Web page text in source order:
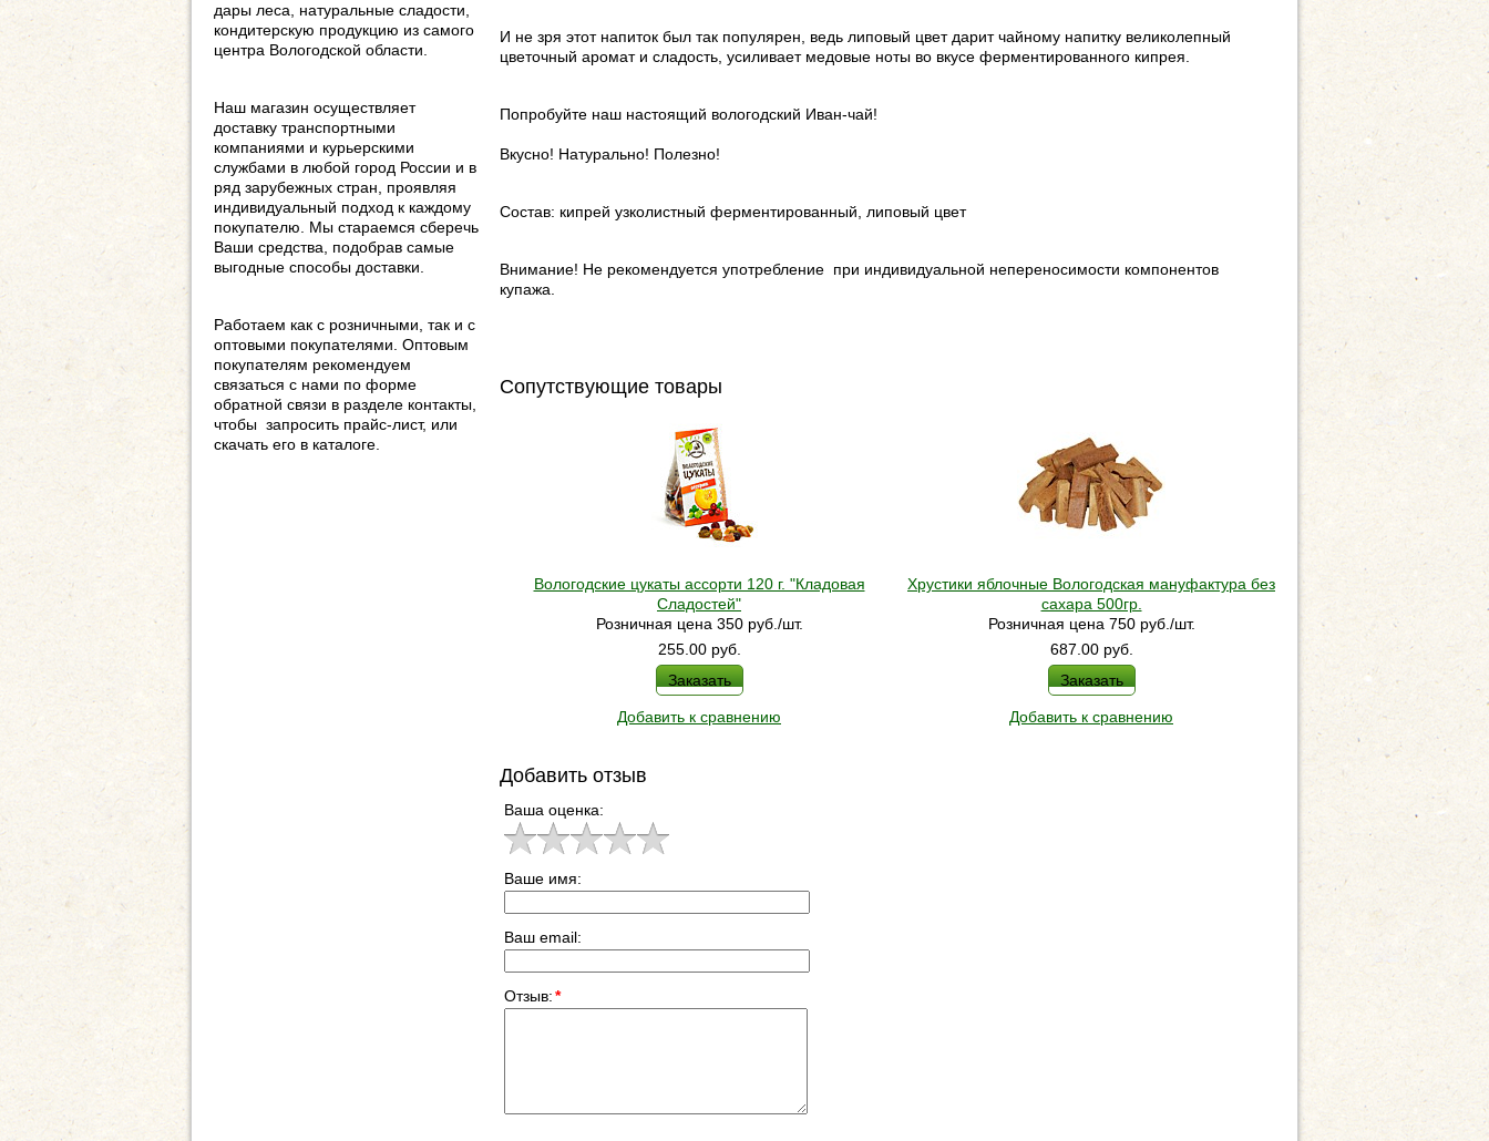
дары леса, натуральные сладости,
кондитерскую продукцию из самого
центра Вологодской области.
Наш магазин осуществляет
доставку транспортными
компаниями и курьерскими
службами в любой город России и в
ряд зарубежных стран, проявляя
индивидуальный подход к каждому
покупателю. Мы стараемся сберечь
Ваши средства, подобрав самые
выгодные способы доставки.
Работаем как с розничными, так и с
оптовыми покупателями. Оптовым
покупателям рекомендуем
связаться с нами по форме
обратной связи в разделе контакты,
чтобы запросить прайс-лист, или
скачать его в каталоге.
И не зря этот напиток был так популярен, ведь липовый цвет дарит чайному напитку великолепный
цветочный аромат и сладость, усиливает медовые ноты во вкусе ферментированного кипрея.
Попробуйте наш настоящий вологодский Иван-чай!
Вкусно! Натурально! Полезно!
Состав: кипрей узколистный ферментированный, липовый цвет
Внимание! Не рекомендуется употребление при индивидуальной непереносимости компонентов
купажа.
Сопутствующие товары
Вологодские цукаты ассорти 120 г. "Кладовая
Сладостей"
Розничная цена 350 руб./шт.
255.00 руб.
Заказать
Добавить к сравнению
Хрустики яблочные Вологодская мануфактура без
сахара 500гр.
Розничная цена 750 руб./шт.
687.00 руб.
Заказать
Добавить к сравнению
Добавить отзыв
Ваша оценка:
Ваше имя:
Ваш email:
Отзыв:*